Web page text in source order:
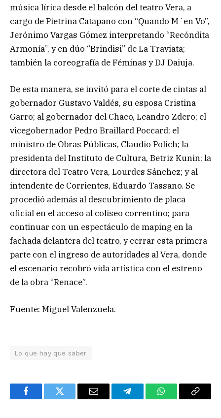
música lírica desde el balcón del teatro Vera, a
cargo de Pietrina Catapano con “Quando M´en Vo”,
Jerónimo Vargas Gómez interpretando “Recóndita
Armonía”, y en dúo “Brindisi” de La Traviata;
también la coreografía de Féminas y DJ Daiuja.
De esta manera, se invitó para el corte de cintas al
gobernador Gustavo Valdés, su esposa Cristina
Garro; al gobernador del Chaco, Leandro Zdero; el
vicegobernador Pedro Braillard Poccard; el
ministro de Obras Públicas, Claudio Polich; la
presidenta del Instituto de Cultura, Betriz Kunin; la
directora del Teatro Vera, Lourdes Sánchez; y al
intendente de Corrientes, Eduardo Tassano. Se
procedió además al descubrimiento de placa
oficial en el acceso al coliseo correntino; para
continuar con un espectáculo de maping en la
fachada delantera del teatro, y cerrar esta primera
parte con el ingreso de autoridades al Vera, donde
el escenario recobró vida artística con el estreno
de la obra “Renace”.
Fuente: Miguel Valenzuela.
Lo que hay que saber
FacebookTwitter Email TelegramWhatsAppCopy